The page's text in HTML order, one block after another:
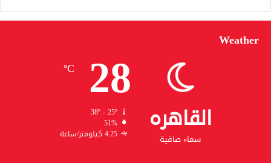
Weather
القاهره
سماء صافية
28
℃
38º - 25º
51%
4.25 كيلومتر/ساعة